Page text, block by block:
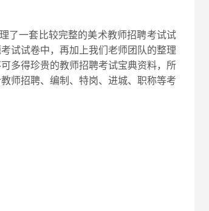
了一套比较完整的美术教师招聘考试试
试试卷中，再加上我们老师团队的整理
多得珍贵的教师招聘考试宝典资料，所
师招聘、编制、特岗、进城、职称等考